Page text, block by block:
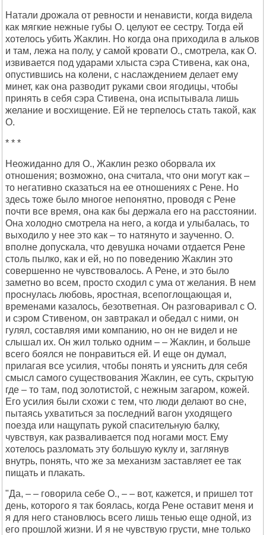
Натали дрожала от ревности и ненависти, когда видела
как мягкие нежные губы О. целуют ее сестру. Тогда ей
хотелось убить Жаклин. Но когда она приходила в альков
и там, лежа на полу, у самой кровати О., смотрела, как О.
извивается под ударами хлыста сэра Стивена, как она,
опустившись на колени, с наслаждением делает ему
минет, как она разводит руками свои ягодицы, чтобы
принять в себя сэра Стивена, она испытывала лишь
желание и восхищение. Ей не терпелось стать такой, как
О.
* * *
Неожиданно для О., Жаклин резко оборвала их
отношения; возможно, она считала, что они могут как –
то негативно сказаться на ее отношениях с Рене. Но
здесь тоже было многое непонятно, проводя с Рене
почти все время, она как бы держала его на расстоянии.
Она холодно смотрела на него, а когда и улыбалась, то
выходило у нее это как – то натянуто и заученно. О.
вполне допускала, что девушка ночами отдается Рене
столь пылко, как и ей, но по поведению Жаклин это
совершенно не чувствовалось. А Рене, и это было
заметно во всем, просто сходил с ума от желания. В нем
проснулась любовь, яростная, всепоглощающая и,
временами казалось, безответная. Он разговаривал с О.
и сэром Стивеном, он завтракал и обедал с ними, он
гулял, составляя ими компанию, но он не видел и не
слышал их. Он жил только одним – – Жаклин, и больше
всего боялся не понравиться ей. И еще он думал,
прилагая все усилия, чтобы понять и уяснить для себя
смысл самого существования Жаклин, ее суть, скрытую
где – то там, под золотистой, с нежным загаром, кожей.
Его усилия были схожи с тем, что люди делают во сне,
пытаясь ухватиться за последний вагон уходящего
поезда или нащупать рукой спасительную балку,
чувствуя, как разваливается под ногами мост. Ему
хотелось разломать эту большую куклу и, заглянув
внутрь, понять, что же за механизм заставляет ее так
пищать и плакать.
"Да, – – говорила себе О., – – вот, кажется, и пришел тот
день, которого я так боялась, когда Рене оставит меня и
я для него становлюсь всего лишь тенью еще одной, из
его прошлой жизни. И я не чувствую грусти, мне только